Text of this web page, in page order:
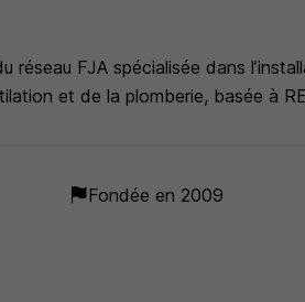
réseau FJA spécialisée dans
et de la plomberie, basée à
Fondée en 2009